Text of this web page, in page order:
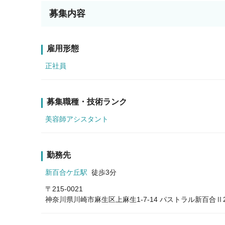
募集内容
雇用形態
正社員
募集職種・技術ランク
美容師アシスタント
勤務先
新百合ケ丘駅 徒歩3分
〒215-0021
神奈川県川崎市麻生区上麻生1-7-14 パストラル新百合